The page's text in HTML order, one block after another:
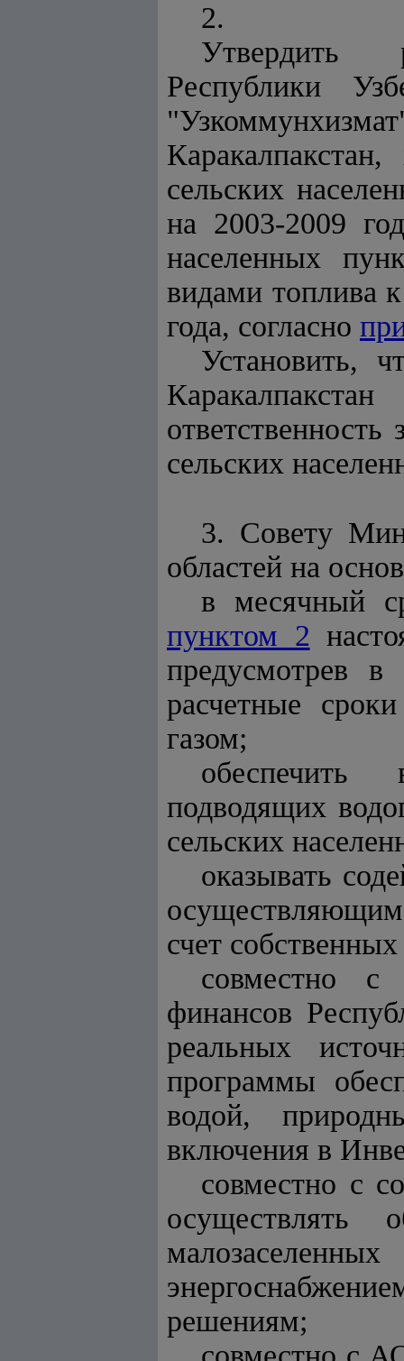
2.
Утвердить
Республики
сельских
на 2003-2009
населенных
видами топлива
года, согласно
Установить,
сельских
3. Совету
областей на
в месячный
пунктом 2
предусмотрев
расчетные
газом;
обеспечить
подводящих
сельских
оказывать
счет
совместно с
финансов
реальных
программы
водой,
включения в
совместно с
осуществлять
решениям;